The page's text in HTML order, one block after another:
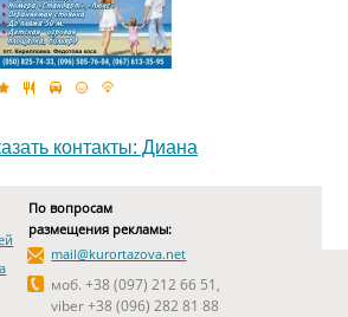
контакты: Диана
По вопросам
размещения рекламы:
mail@kurortazova.net
моб. +38 (097) 212 66 51,
viber +38 (096) 282 81 88